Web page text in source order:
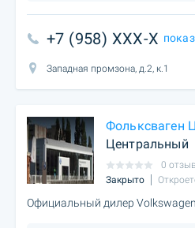
+7 (958) XXX-X
Западная промзона, д.2, к.1
Фольксваген
Центральный
0
Закрыто
Официальный дилер